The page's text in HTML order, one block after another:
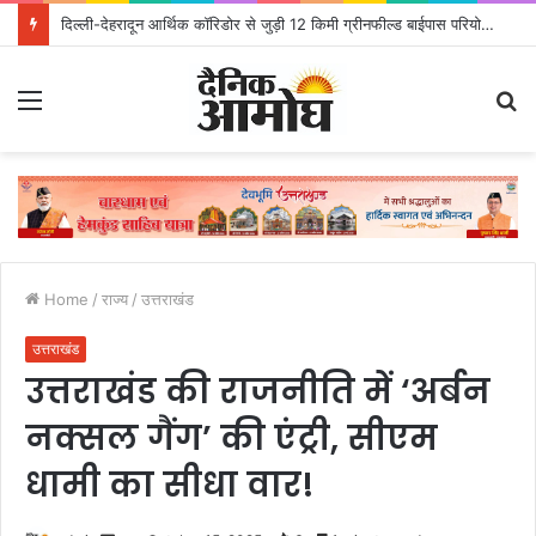
दिल्ली-देहरादून आर्थिक कॉरिडोर से जुड़ी 12 किमी ग्रीनफील्ड बाईपास परियोजना का डीएम ने किया निरीक्षण; समयबद्ध एवं गुणवत्तापूर्ण निर्माण सुनिश्चित करने के निर्देश, सुरक्षा मानकों से कोई समझौता नहींः डीएम
Home / राज्य / उत्तराखंड
उत्तराखंड
उत्तराखंड की राजनीति में ‘अर्बन
नक्सल गैंग’ की एंट्री, सीएम
धामी का सीधा वार!